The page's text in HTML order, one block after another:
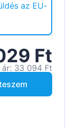
az EU-
Ft
33 094 Ft